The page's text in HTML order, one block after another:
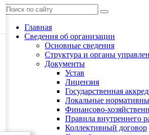
Главная
Сведения об организации
Основные сведения
Структура и органы
Документы
Устав
Лицензия
Государственная
Локальные
Финансово-
Правила внутреннего
Коллективный договор